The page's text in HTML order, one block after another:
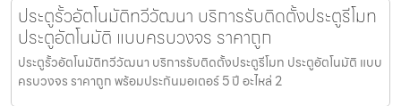
ประตูรั้วอัตโนมัติทวีวัฒนา บริการรับติดตั้งประตูรีโมท
ประตูอัตโนมัติ แบบครบวงจร ราคาถูก
ประตูรั้วอัตโนมัติทวีวัฒนา บริการรับติดตั้งประตูรีโมท ประตูอัตโนมัติ แบบ
ครบวงจร ราคาถูก พร้อมประกันมอเตอร์ 5 ปี อะไหล่ 2